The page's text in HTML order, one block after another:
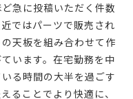
急に投稿いただく件数
ではパーツで販売され
天板を組み合わせて作
います。在宅勤務を中
る時間の大半を過ごす
ることでより快適に、